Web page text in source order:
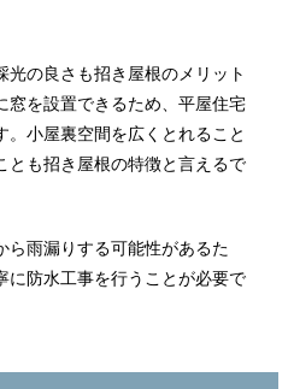
の良さも招き屋根のメリット
窓を設置できるため、平屋住宅
。小屋裏空間を広くとれること
とも招き屋根の特徴と言えるで
ら雨漏りする可能性があるた
に防水工事を行うことが必要で